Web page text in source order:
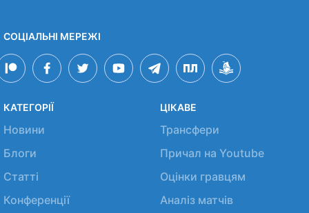
СОЦІАЛЬНІ МЕРЕЖІ
КАТЕГОРІЇ
Новини
Блоги
Статті
Конференції
ЦІКАВЕ
Трансфери
Причал на Youtube
Оцінки гравцям
Аналіз матчів